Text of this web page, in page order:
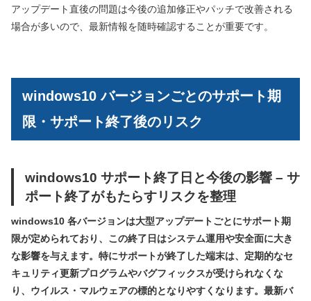
アップデート直後の問題は今後の追加修正やパッチで改善される
場合が多いので、最新情報を随時確認することが重要です。
windows10 バージョンごとのサポート期
限・サポート終了後のリスク
windows10 サポート終了日と今後の影響 – サ
ポート終了がもたらすリスクを整理
windows10 各バージョンは大型アップデートごとにサポート期
限が定められており、この終了日はシステム運用や安全面に大き
な影響を与えます。特にサポートが終了した端末は、定期的なセ
キュリティ更新プログラムやバグフィックスが受けられなくな
り、ウイルス・マルウェアの標的となりやすくなります。最新バ